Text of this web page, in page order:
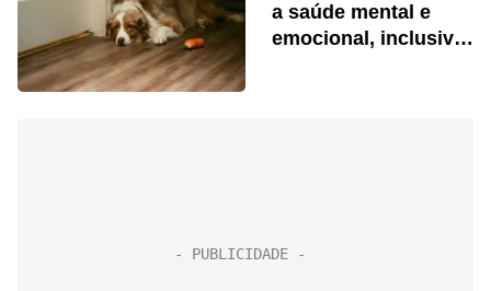
a saúde mental e
emocional, inclusive